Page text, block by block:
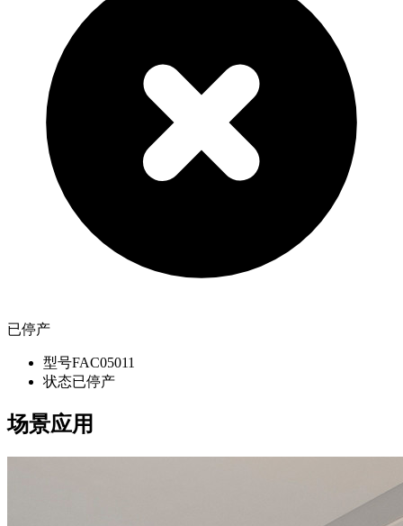
已停产
型号FAC05011
状态已停产
场景应用